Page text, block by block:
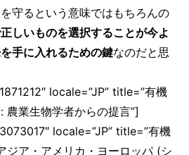
守るという意味ではもちろんの
しいものを選択することが今よ
手に入れるための鍵なのだと思
locale=”JP” title=”有機
農業生物学者からの提言”]
locale=”JP” title=”有機
ジア・アメリカ・ヨーロッパ (シ